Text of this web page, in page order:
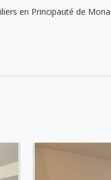
en Principauté de